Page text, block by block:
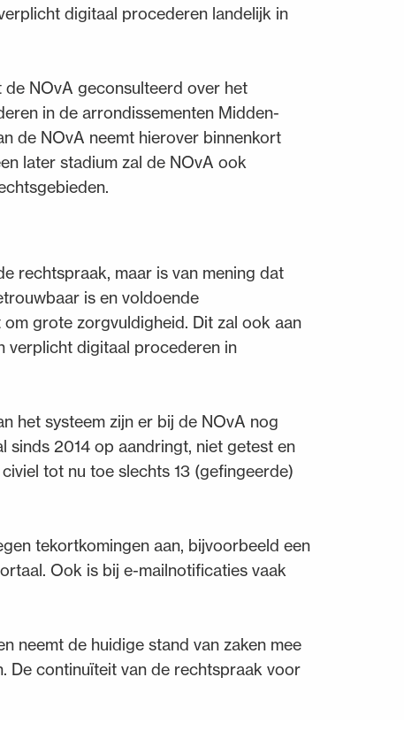
digitaal procederen landelijk in
NOvA geconsulteerd over het
in de arrondissementen Midden-
de NOvA neemt hierover binnenkort
later stadium zal de NOvA ook
rechtspraak, maar is van mening dat
is en voldoende
grote zorgvuldigheid. Dit zal ook aan
verplicht digitaal procederen in
het systeem zijn er bij de NOvA nog
sinds 2014 op aandringt, niet getest en
tot nu toe slechts 13 (gefingeerde)
tekortkomingen aan, bijvoorbeeld een
Ook is bij e-mailnotificaties vaak
neemt de huidige stand van zaken mee
De continuïteit van de rechtspraak voor